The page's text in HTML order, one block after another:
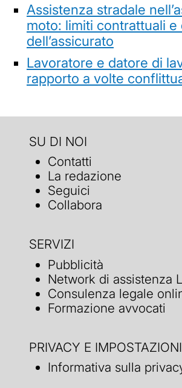
Assistenza stradale
moto: limiti contrattuali e
dell’assicurato
Lavoratore e datore di
rapporto a volte
SU DI NOI
Contatti
La redazione
Seguici
Collabora
SERVIZI
Pubblicità
Network di assistenza
Consulenza legale
Formazione avvocati
PRIVACY E IMPOSTAZIONI
Informativa sulla